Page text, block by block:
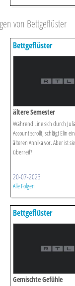
von Bettgeflüster
Bettgeflüster
ältere Semester
Während Line sich durch
Account scrollt, schlägt Elin
älteren Annika vor. Aber ist
überreif?
20-07-2023
Alle Folgen
Bettgeflüster
Gemischte Gefühle